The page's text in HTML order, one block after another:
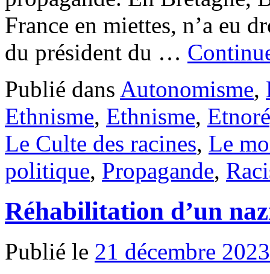
France en miettes, n’a eu
du président du …
Publié dans Autonomisme,
Ethnisme, Ethnisme,
Le Culte des racines, Le
politique, Propagande,
Réhabilitation d’un
Publié le 21 décembre 2023